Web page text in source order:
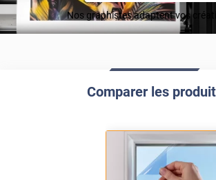
Nos graphistes adaptent vos
Comparer les